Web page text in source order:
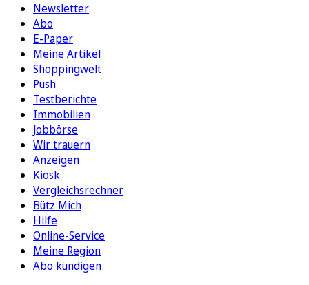
Newsletter
Abo
E-Paper
Meine Artikel
Shoppingwelt
Push
Testberichte
Immobilien
Jobbörse
Wir trauern
Anzeigen
Kiosk
Vergleichsrechner
Bütz Mich
Hilfe
Online-Service
Meine Region
Abo kündigen